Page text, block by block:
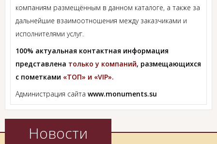
компаниям размещённым в данном каталоге, а также за
дальнейшие взаимоотношения между заказчиками и
исполнителями услуг.
100% актуальная контактная информация
представлена только у компаний, размещающихся
с пометками «ТОП» и «VIP».
Администрация сайта www.monuments.su
Новости